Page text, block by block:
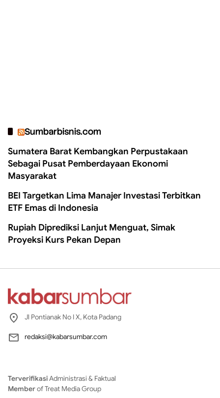
Sumbarbisnis.com
Sumatera Barat Kembangkan Perpustakaan
Sebagai Pusat Pemberdayaan Ekonomi
Masyarakat
BEI Targetkan Lima Manajer Investasi Terbitkan
ETF Emas di Indonesia
Rupiah Diprediksi Lanjut Menguat, Simak
Proyeksi Kurs Pekan Depan
Jl Pontianak No I X, Kota Padang
redaksi@kabarsumbar.com
TerverifikasiAdministrasi & Faktual
Memberof Treat Media Group